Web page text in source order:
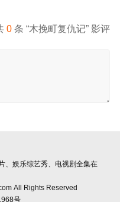
0 条 “木挽町复仇记” 影评
、娱乐综艺秀、电视剧全集在
All Rights Reserved
号